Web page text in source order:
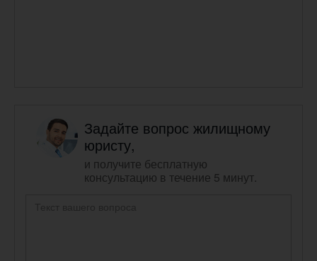
Задайте вопрос жилищному
юристу,
и получите бесплатную
консультацию в течение 5 минут.